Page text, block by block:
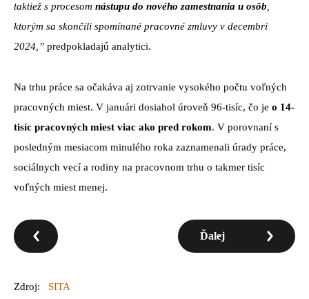
taktiež s procesom nástupu do nového zamestnania u osôb,
ktorým sa skončili spomínané pracovné zmluvy v decembri
2024,” predpokladajú analytici.
Na trhu práce sa očakáva aj zotrvanie vysokého počtu voľných
pracovných miest. V januári dosiahol úroveň 96-tisíc, čo je o 14-
tisíc pracovných miest viac ako pred rokom. V porovnaní s
posledným mesiacom minulého roka zaznamenali úrady práce,
sociálnych vecí a rodiny na pracovnom trhu o takmer tisíc
voľných miest menej.
Ďalej
Zdroj: SITA